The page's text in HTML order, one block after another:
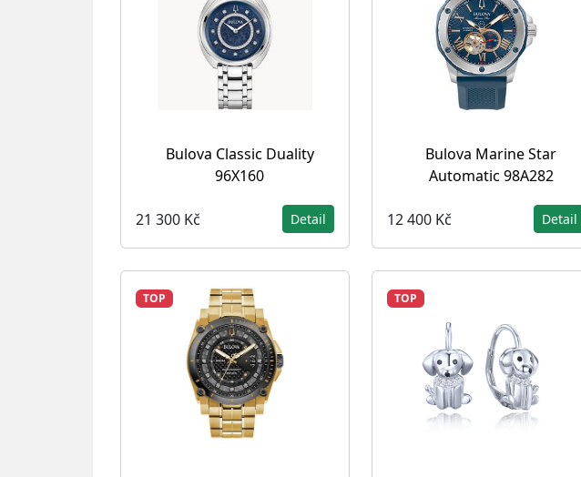
Bulova Classic Duality
96X160
21 300 Kč Detail
Bulova Marine Star
Automatic 98A282
12 400 Kč Detail
TOP TOP